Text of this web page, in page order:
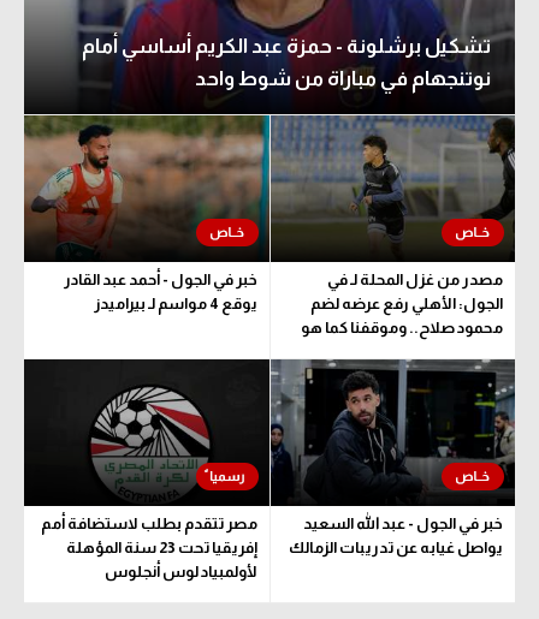
تشكيل برشلونة - حمزة عبد الكريم أساسي أمام
نوتنجهام في مباراة من شوط واحد
مصدر من غزل المحلة لـ في
الجول: الأهلي رفع عرضه لضم
محمود صلاح.. وموقفنا كما هو
خبر في الجول - أحمد عبد القادر
يوقع 4 مواسم لـ بيراميدز
خبر في الجول - عبد الله السعيد
يواصل غيابه عن تدريبات الزمالك
مصر تتقدم بطلب لاستضافة أمم
إفريقيا تحت 23 سنة المؤهلة
لأولمبياد لوس أنجلوس